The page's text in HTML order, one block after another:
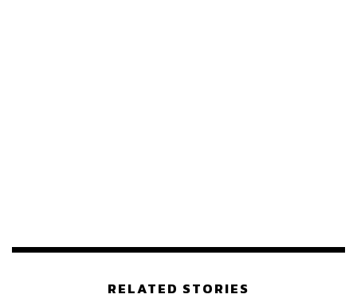
RELATED STORIES